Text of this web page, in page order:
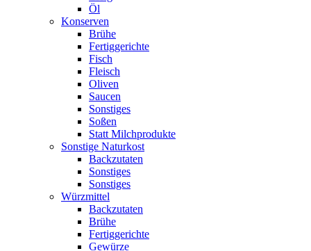
Öl
Konserven
Brühe
Fertiggerichte
Fisch
Fleisch
Oliven
Saucen
Sonstiges
Soßen
Statt Milchprodukte
Sonstige Naturkost
Backzutaten
Sonstiges
Sonstiges
Würzmittel
Backzutaten
Brühe
Fertiggerichte
Gewürze